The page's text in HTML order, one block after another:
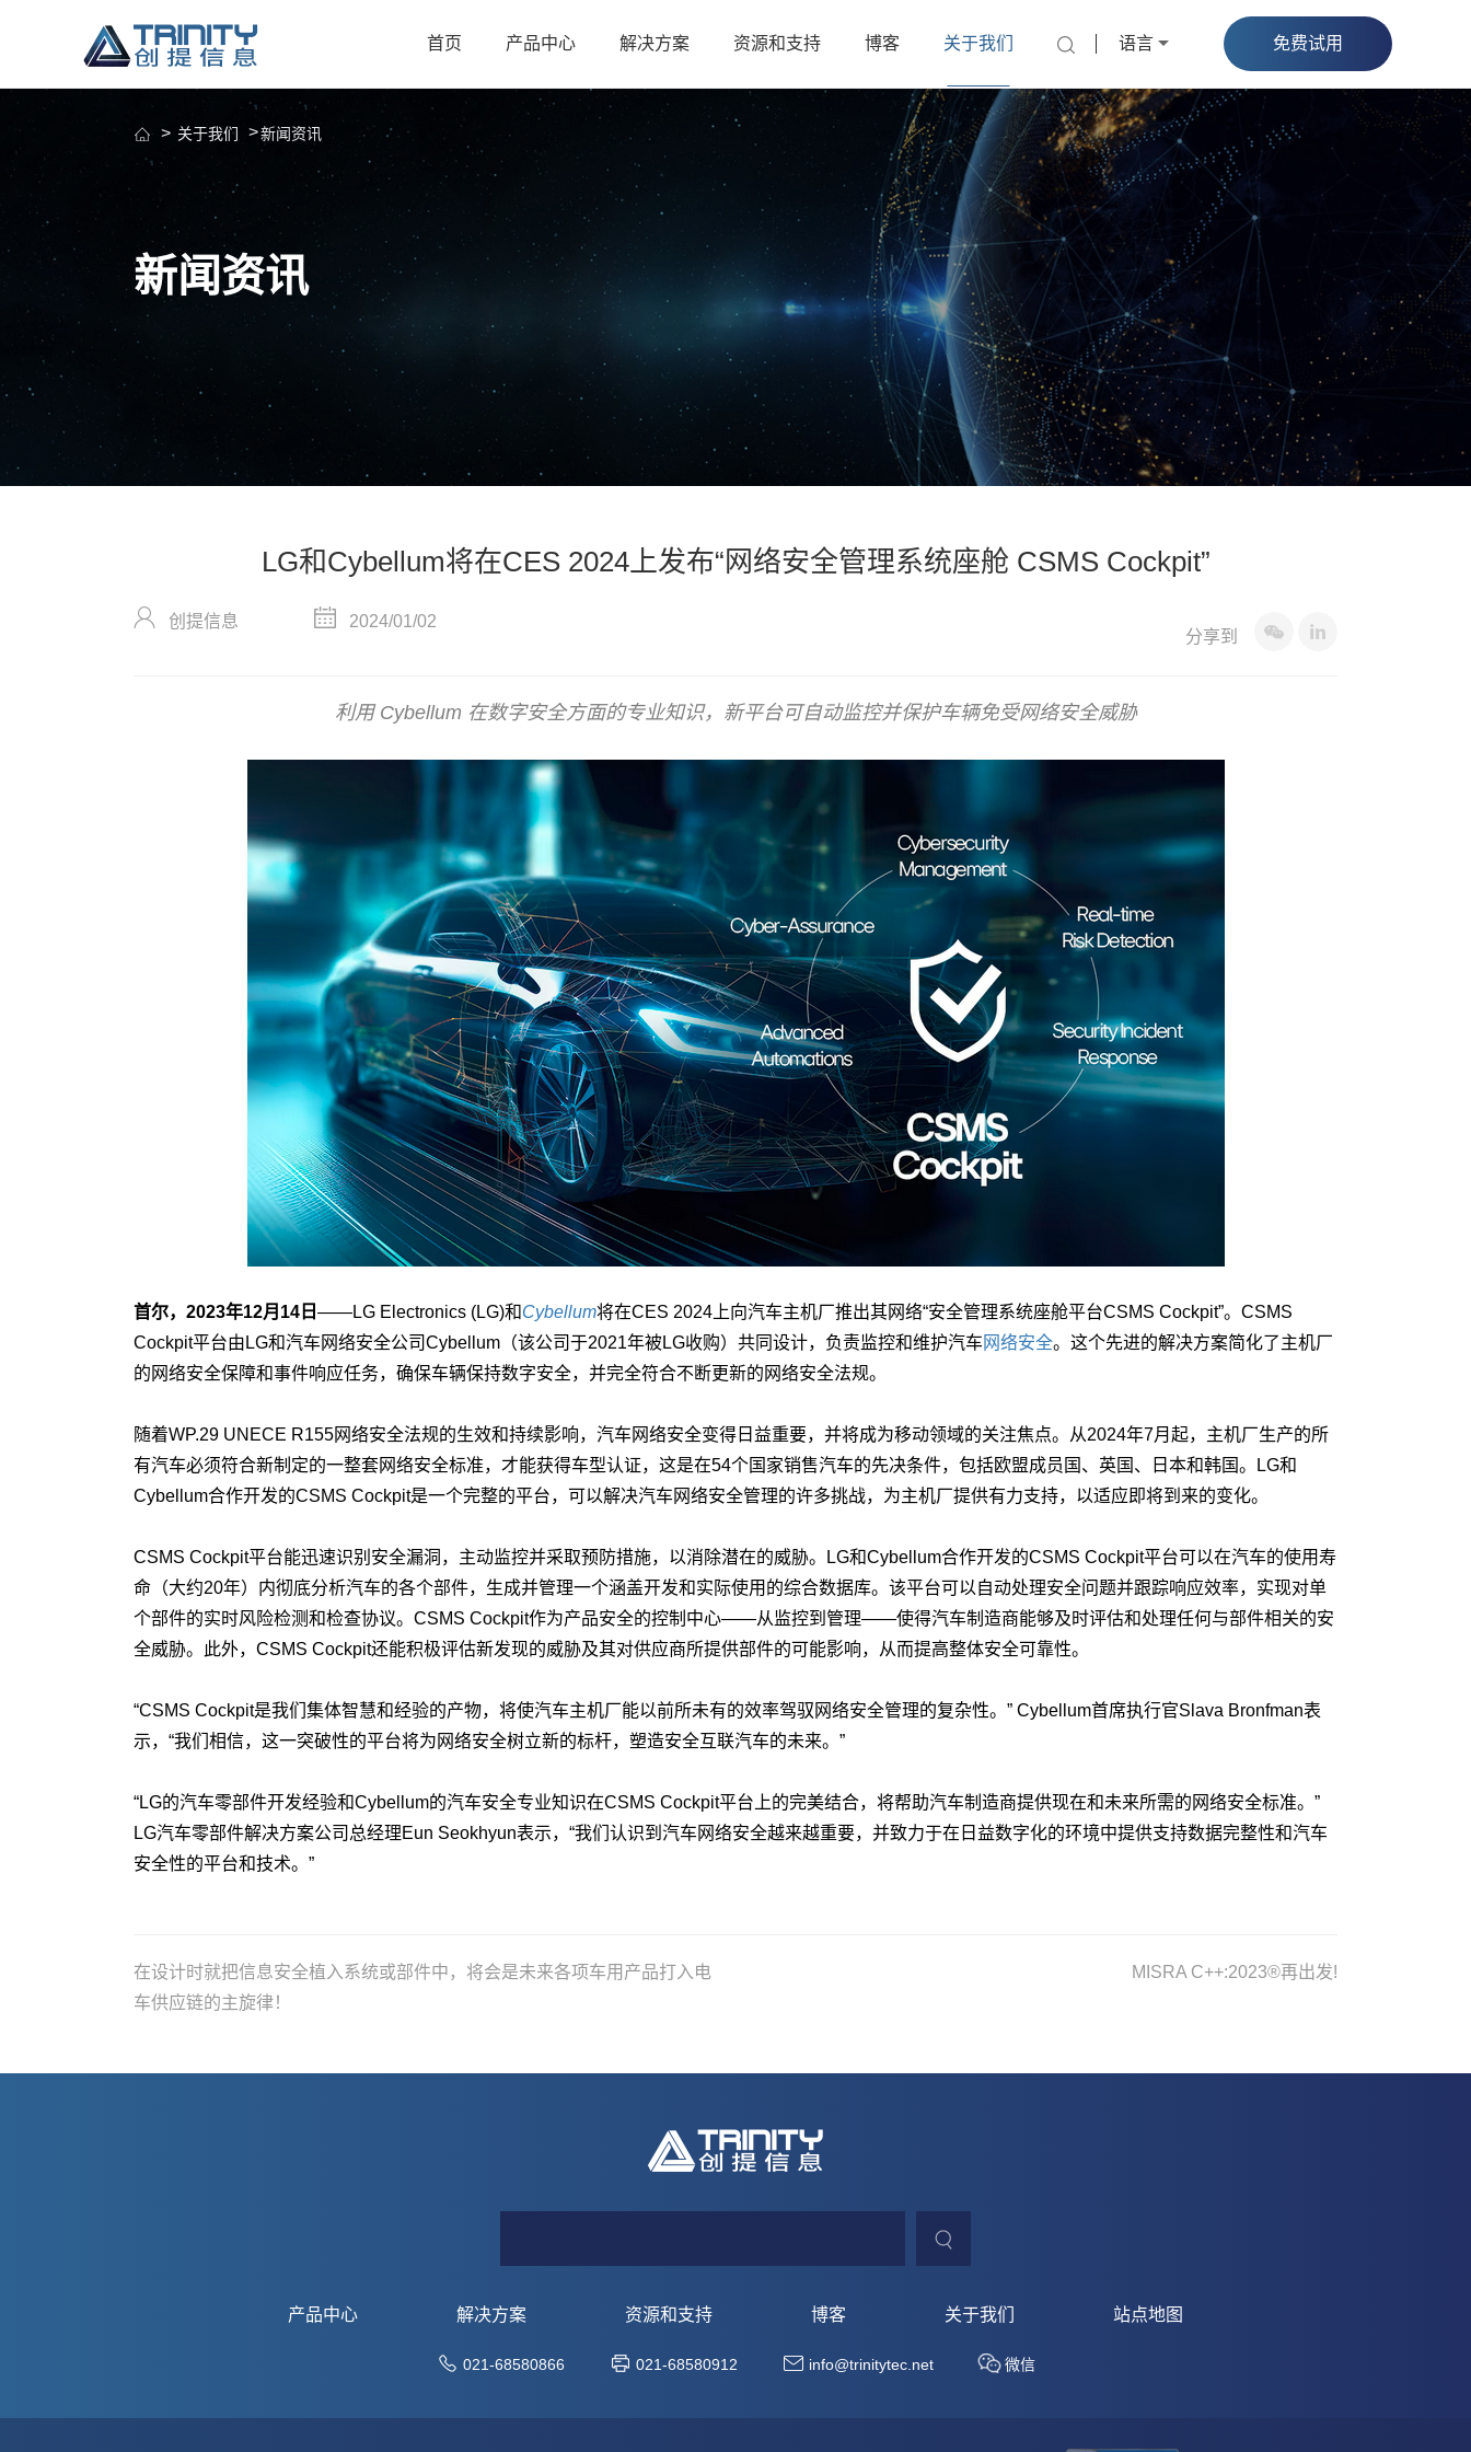
首页 产品中心 解决方案 资源和支持 博客 关于我们 语言 免费试用
关于我们 新闻资讯
新闻资讯
LG和Cybellum将在CES 2024上发布“网络安全管理系统座舱 CSMS Cockpit”
创提信息
2024/01/02
分享到
利用 Cybellum 在数字安全方面的专业知识，新平台可自动监控并保护车辆免受网络安全威胁
首尔，2023年12月14日 ——LG Electronics (LG)和Cybellum将在CES 2024上向汽车主机厂推出其网络“安全管理系统座舱平台CSMS Cockpit”。CSMS
Cockpit平台由LG和汽车网络安全公司Cybellum（该公司于2021年被LG收购）共同设计，负责监控和维护汽车 网络安全。这个先进的解决方案简化了主机厂
的网络安全保障和事件响应任务，确保车辆保持数字安全，并完全符合不断更新的网络安全法规。
随着WP.29 UNECE R155网络安全法规的生效和持续影响，汽车网络安全变得日益重要，并将成为移动领域的关注焦点。从2024年7月起，主机厂生产的所
有汽车必须符合新制定的一整套网络安全标准，才能获得车型认证，这是在54个国家销售汽车的先决条件，包括欧盟成员国、英国、日本和韩国。LG和
Cybellum合作开发的CSMS Cockpit是一个完整的平台，可以解决汽车网络安全管理的许多挑战，为主机厂提供有力支持，以适应即将到来的变化。
CSMS Cockpit平台能迅速识别安全漏洞，主动监控并采取预防措施，以消除潜在的威胁。LG和Cybellum合作开发的CSMS Cockpit平台可以在汽车的使用寿
命（大约20年）内彻底分析汽车的各个部件，生成并管理一个涵盖开发和实际使用的综合数据库。该平台可以自动处理安全问题并跟踪响应效率，实现对单
个部件的实时风险检测和检查协议。CSMS Cockpit作为产品安全的控制中心——从监控到管理——使得汽车制造商能够及时评估和处理任何与部件相关的安
全威胁。此外，CSMS Cockpit还能积极评估新发现的威胁及其对供应商所提供部件的可能影响，从而提高整体安全可靠性。
“CSMS Cockpit是我们集体智慧和经验的产物，将使汽车主机厂能以前所未有的效率驾驭网络安全管理的复杂性。” Cybellum首席执行官Slava Bronfman表
示，“我们相信，这一突破性的平台将为网络安全树立新的标杆，塑造安全互联汽车的未来。”
“LG的汽车零部件开发经验和Cybellum的汽车安全专业知识在CSMS Cockpit平台上的完美结合，将帮助汽车制造商提供现在和未来所需的网络安全标准。”
LG汽车零部件解决方案公司总经理Eun Seokhyun表示，“我们认识到汽车网络安全越来越重要，并致力于在日益数字化的环境中提供支持数据完整性和汽车
安全性的平台和技术。”
在设计时就把信息安全植入系统或部件中，将会是未来各项车用产品打入电
车供应链的主旋律！
MISRA C++:2023®再出发!
产品中心 解决方案 资源和支持 博客 关于我们 站点地图
021-68580866 021-68580912 info@trinitytec.net 微信